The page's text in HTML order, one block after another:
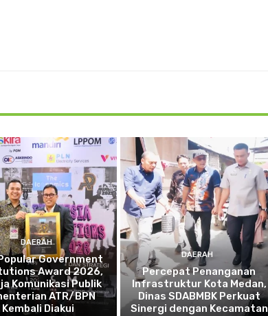
DAERAH
Government
Award 2026,
Komunikasi Publik
ATR/BPN
Kembali Diakui
DAERAH
Percepat Penanganan
Infrastruktur Kota Medan,
Dinas SDABMBK Perkuat
Sinergi dengan Kecamatan